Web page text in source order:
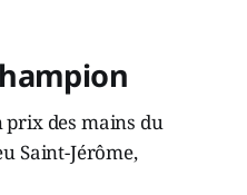
prix des mains du
Saint-Jérôme,